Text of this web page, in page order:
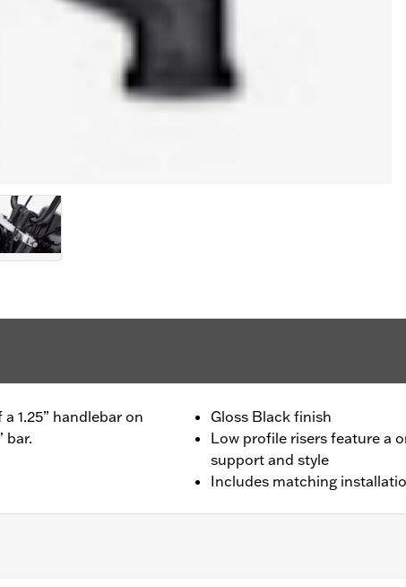
1.25” handlebar on
bar.
Gloss Black finish
Low profile risers feature a
support and style
Includes matching